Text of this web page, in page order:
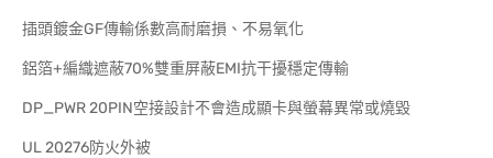
插頭鍍金GF傳輸係數高耐磨損、不易氧化
鋁箔+編織遮蔽70%雙重屏蔽EMI抗干擾穩定傳輸
DP_PWR 20PIN空接設計不會造成顯卡與螢幕異常或燒毀
UL 20276防火外被